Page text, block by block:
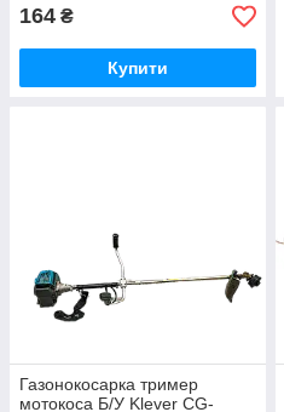
164 ₴
Купити
Газонокосарка тример
мотокоса Б/У Klever CG-